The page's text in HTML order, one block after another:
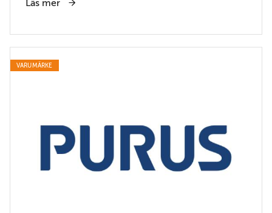
Läs mer
VARUMÄRKE